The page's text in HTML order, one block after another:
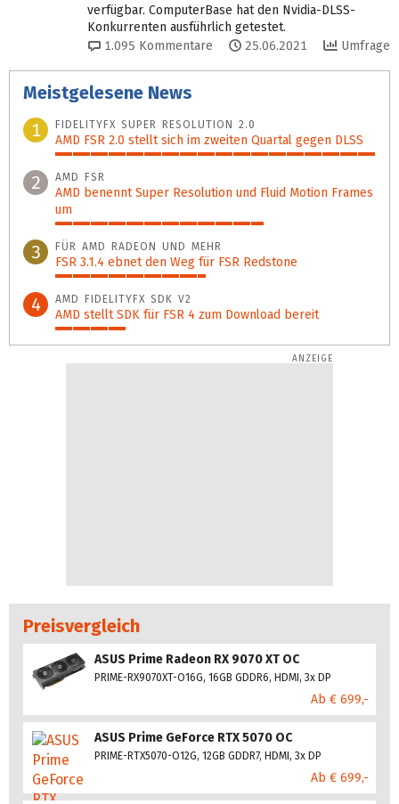
verfügbar. ComputerBase hat den Nvidia-DLSS-
Konkurrenten ausführlich getestet.
1.095 Kommentare 25.06.2021 Umfrage
Meistgelesene News
1
FIDELITYFX SUPER RESOLUTION 2.0
AMD FSR 2.0 stellt sich im zweiten Quartal gegen DLSS
100%
2 AMD FSR
AMD benennt Super Resolution und Fluid Motion Frames
um
65%
3 FÜR AMD RADEON UND MEHR
FSR 3.1.4 ebnet den Weg für FSR Redstone
47%
4 AMD FIDELITYFX SDK V2
AMD stellt SDK für FSR 4 zum Download bereit
22%
Preisvergleich
ASUS Prime Radeon RX 9070 XT OC
PRIME-RX9070XT-O16G, 16GB GDDR6, HDMI, 3x DP
Ab € 699,-
ASUS Prime GeForce RTX 5070 OC
PRIME-RTX5070-O12G, 12GB GDDR7, HDMI, 3x DP
Ab € 699,-